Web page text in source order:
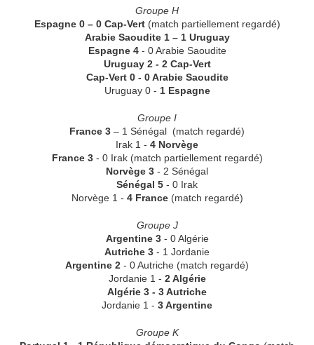
Groupe H
Espagne 0 – 0 Cap-Vert (match partiellement regardé)
Arabie Saoudite 1 – 1 Uruguay
Espagne 4- 0 Arabie Saoudite
Uruguay 2 - 2 Cap-Vert
Cap-Vert 0 - 0 Arabie Saoudite
Uruguay 0 - 1 Espagne
Groupe I
France 3 – 1 Sénégal (match regardé)
Irak 1 - 4 Norvège
France 3- 0 Irak (match partiellement regardé)
Norvège 3 - 2 Sénégal
Sénégal 5 - 0 Irak
Norvège 1 - 4 France (match regardé)
Groupe J
Argentine 3- 0 Algérie
Autriche 3 - 1 Jordanie
Argentine 2 - 0 Autriche (match regardé)
Jordanie 1 - 2 Algérie
Algérie 3 - 3 Autriche
Jordanie 1 - 3 Argentine
Groupe K